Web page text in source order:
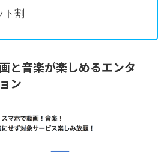
割
と音楽が楽しめるエンタ
ン